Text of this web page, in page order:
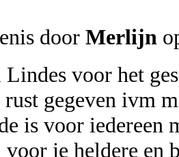
door Merlijn
voor het
rust gegeven ivm
is voor iedereen
je heldere en